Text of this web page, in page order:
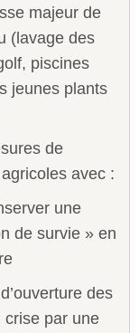
majeur de
(lavage des
piscines
jeunes plants
de
avec :
une
de survie » en
des
crise par une